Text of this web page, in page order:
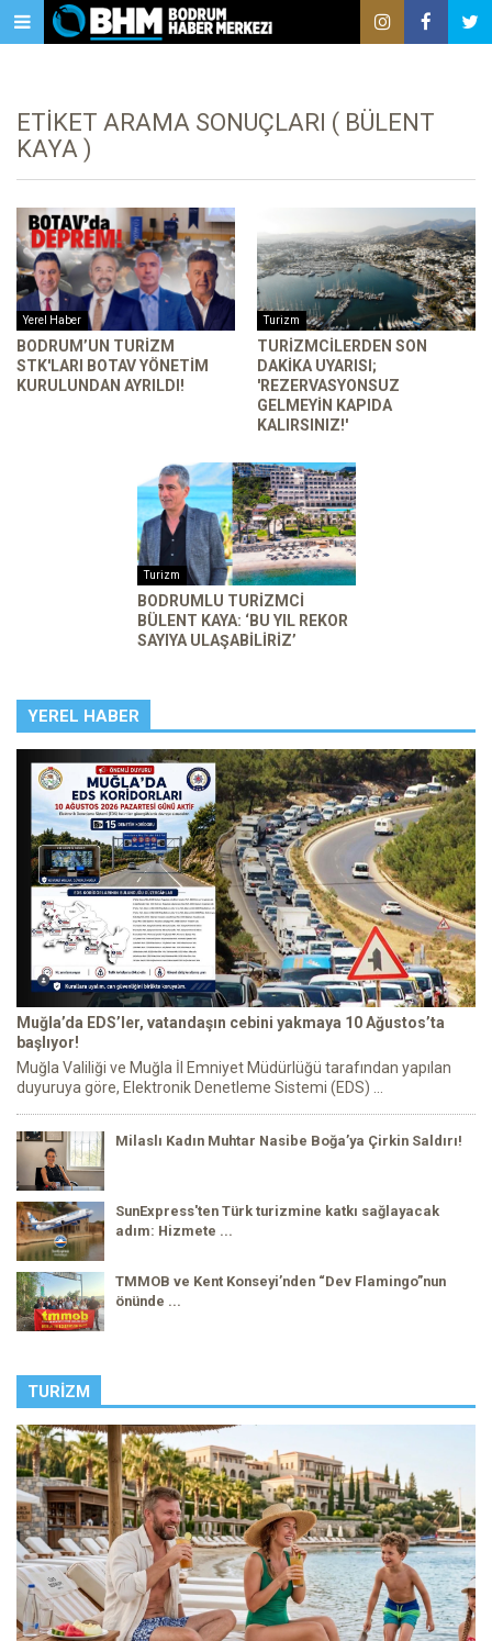
ETIKET ARAMA SONUÇLARI ( BÜLENT
KAYA )
Yerel Haber
​​​​​​​BODRUM’UN TURIZM
STK'LARI BOTAV YÖNETIM
KURULUNDAN AYRILDI!
Turizm
TURIZMCILERDEN SON
DAKIKA UYARISI;
'REZERVASYONSUZ
GELMEYIN KAPIDA
KALIRSINIZ!'
Turizm
BODRUMLU TURIZMCI
BÜLENT KAYA: ‘BU YIL REKOR
SAYIYA ULAŞABILIRIZ’
YEREL HABER
Muğla’da EDS’ler, vatandaşın cebini yakmaya 10 Ağustos’ta
başlıyor!
Muğla Valiliği ve Muğla İl Emniyet Müdürlüğü tarafından yapılan
duyuruya göre, Elektronik Denetleme Sistemi (EDS) ...
Milaslı Kadın Muhtar Nasibe Boğa’ya Çirkin Saldırı!
SunExpress'ten Türk turizmine katkı sağlayacak
adım: Hizmete ...
TMMOB ve Kent Konseyi’nden “Dev Flamingo”nun
önünde ...
TURIZM